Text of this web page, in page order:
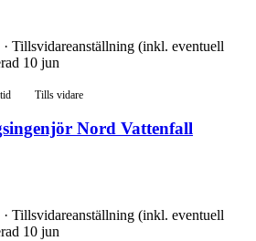
· Tillsvidareanställning (inkl. eventuell
10 jun
Tills vidare
Nord Vattenfall
· Tillsvidareanställning (inkl. eventuell
10 jun